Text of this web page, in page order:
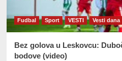
Fudbal Sport VESTI Vesti dana
Bez golova u Leskovcu:
bodove (video)